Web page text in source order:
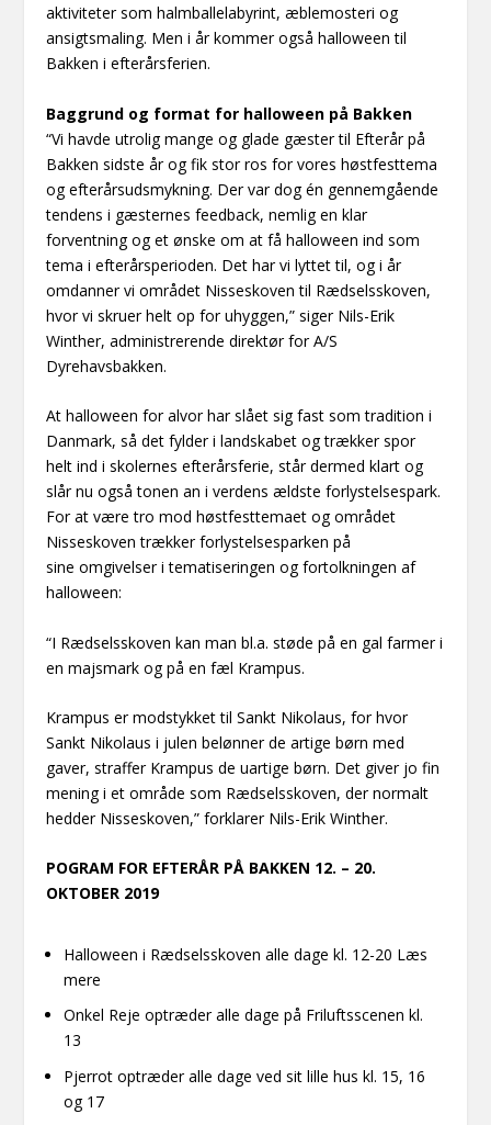
aktiviteter som halmballelabyrint, æblemosteri og
ansigtsmaling. Men i år kommer også halloween til
Bakken i efterårsferien.
Baggrund og format for halloween på Bakken
“Vi havde utrolig mange og glade gæster til Efterår på
Bakken sidste år og fik stor ros for vores høstfesttema
og efterårsudsmykning. Der var dog én gennemgående
tendens i gæsternes feedback, nemlig en klar
forventning og et ønske om at få halloween ind som
tema i efterårsperioden. Det har vi lyttet til, og i år
omdanner vi området Nisseskoven til Rædselsskoven,
hvor vi skruer helt op for uhyggen,” siger Nils-Erik
Winther, administrerende direktør for A/S
Dyrehavsbakken.
At halloween for alvor har slået sig fast som tradition i
Danmark, så det fylder i landskabet og trækker spor
helt ind i skolernes efterårsferie, står dermed klart og
slår nu også tonen an i verdens ældste forlystelsespark.
For at være tro mod høstfesttemaet og området
Nisseskoven trækker forlystelsesparken på
sine omgivelser i tematiseringen og fortolkningen af
halloween:
“I Rædselsskoven kan man bl.a. støde på en gal farmer i
en majsmark og på en fæl Krampus.
Krampus er modstykket til Sankt Nikolaus, for hvor
Sankt Nikolaus i julen belønner de artige børn med
gaver, straffer Krampus de uartige børn. Det giver jo fin
mening i et område som Rædselsskoven, der normalt
hedder Nisseskoven,” forklarer Nils-Erik Winther.
POGRAM FOR EFTERÅR PÅ BAKKEN 12. – 20.
OKTOBER 2019
Halloween i Rædselsskoven alle dage kl. 12-20 Læs
mere
Onkel Reje optræder alle dage på Friluftsscenen kl.
13
Pjerrot optræder alle dage ved sit lille hus kl. 15, 16
og 17